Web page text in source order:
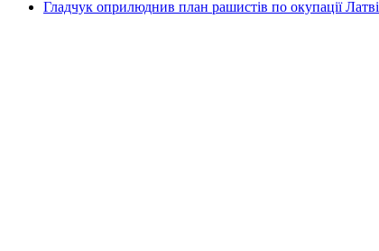
Гладчук оприлюднив план рашистів по окупації